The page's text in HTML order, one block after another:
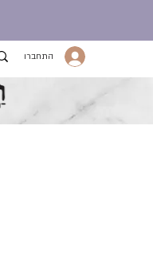
התחברו